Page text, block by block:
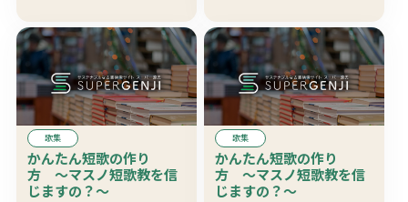
歌集
かんたん短歌の作り
方 〜マスノ短歌教を信
じますの？〜
歌集
かんたん短歌の作り
方 〜マスノ短歌教を信
じますの？〜